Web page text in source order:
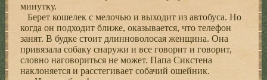
минутку.
Берет кошелек с мелочью и выходит из автобуса. Но
когда он подходит ближе, оказывается, что телефон
занят. В будке стоит длинноволосая женщина. Она
привязала собаку снаружи и все говорит и говорит,
словно наговориться не может. Папа Сикстена
наклоняется и расстегивает собачий ошейник.